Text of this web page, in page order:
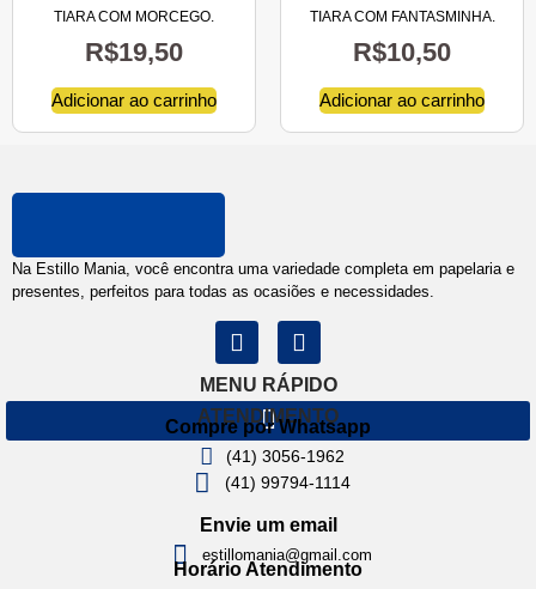
TIARA COM MORCEGO.
R$19,50
Adicionar ao carrinho
TIARA COM FANTASMINHA.
R$10,50
Adicionar ao carrinho
Na Estillo Mania, você encontra uma variedade completa em papelaria e
presentes, perfeitos para todas as ocasiões e necessidades.
MENU RÁPIDO
ATENDIMENTO
Compre por Whatsapp
(41) 3056-1962
(41) 99794-1114
Envie um email
estillomania@gmail.com
Horário Atendimento